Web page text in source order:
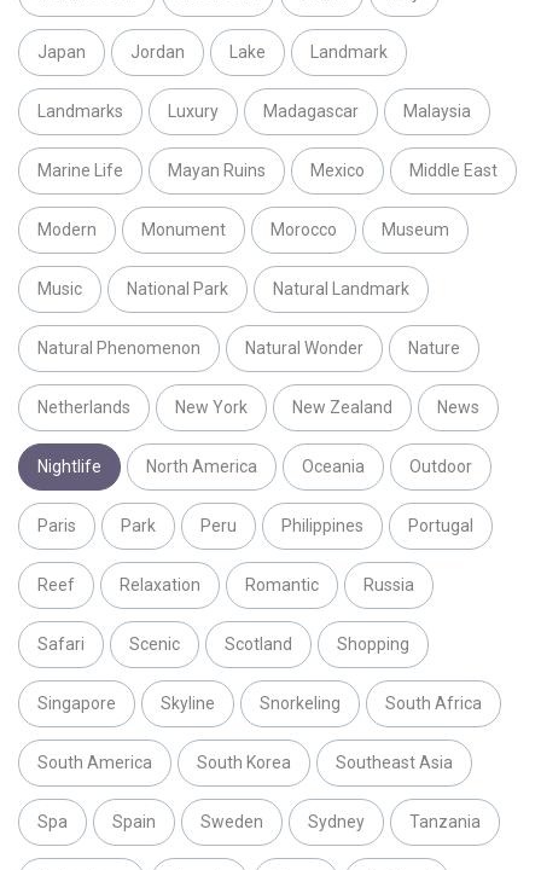
Japan Jordan Lake Landmark
Landmarks Luxury Madagascar Malaysia
Marine Life Mayan Ruins Mexico Middle East
Modern Monument Morocco Museum
Music National Park Natural Landmark
Natural Phenomenon Natural Wonder Nature
Netherlands New York New Zealand News
Nightlife North America Oceania Outdoor
Paris Park Peru Philippines Portugal
Reef Relaxation Romantic Russia
Safari Scenic Scotland Shopping
Singapore Skyline Snorkeling South Africa
South America South Korea Southeast Asia
Spa Spain Sweden Sydney Tanzania